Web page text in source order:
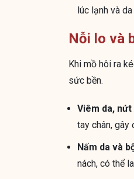
lúc lạnh và
Nỗi lo và
Khi mồ hôi ra
sức bền.
Viêm da,
tay chân, gây
Nấm da và
nách, có thể